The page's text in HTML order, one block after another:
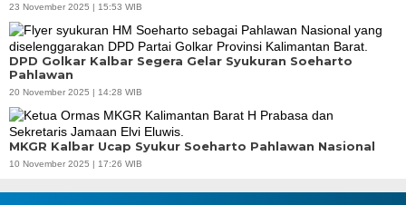
23 November 2025 | 15:53 WIB
DPD Golkar Kalbar Segera Gelar Syukuran Soeharto
Pahlawan
20 November 2025 | 14:28 WIB
MKGR Kalbar Ucap Syukur Soeharto Pahlawan Nasional
10 November 2025 | 17:26 WIB